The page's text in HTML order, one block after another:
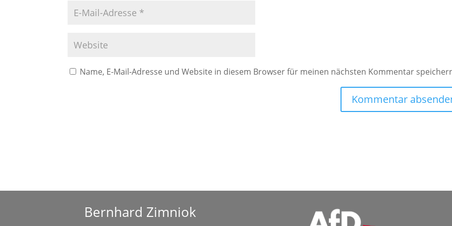
Name, E-Mail-Adresse und Website in diesem Browser für meinen nächsten Kommentar
Bernhard Zimniok